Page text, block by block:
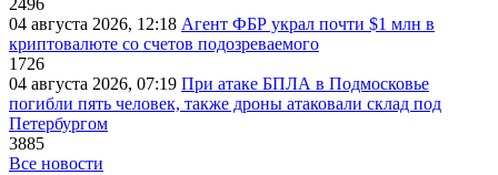
2496
04 августа 2026, 12:18 Агент ФБР украл почти $1 млн в
криптовалюте со счетов подозреваемого
1726
04 августа 2026, 07:19 При атаке БПЛА в Подмосковье
погибли пять человек, также дроны атаковали склад под
Петербургом
3885
Все новости